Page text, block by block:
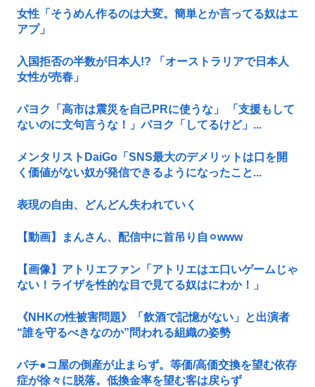
女性「そうめん作るのは大変。簡単とか言ってる奴はエ
アプ」
入国拒否の半数が日本人!? 「オーストラリアで日本人
女性が売春」
パヨク「高市は震災を自己PRに使うな」 「支援もして
ないのに文句言うな！」パヨク「してるけど」...
メンタリストDaiGo「SNS最大のデメリットは口を開
く価値がない奴が発信できるようになったこと...
表現の自由、どんどん失われていく
【動画】まんさん、配信中に首吊り自⚪︎www
【画像】アトリエファン「アトリエはエ口いゲームじゃ
ない！ライザを性的な目で見てる奴はにわか！」
《NHKの性被害問題》「飲酒で記憶がない」と出演者
“誰を守るべきなのか”問われる組織の姿勢
パチ●コ屋の倒産が止まらず。等価/高価交換を望む依存
症が徐々に脱落。低換金率を望む客は戻らず